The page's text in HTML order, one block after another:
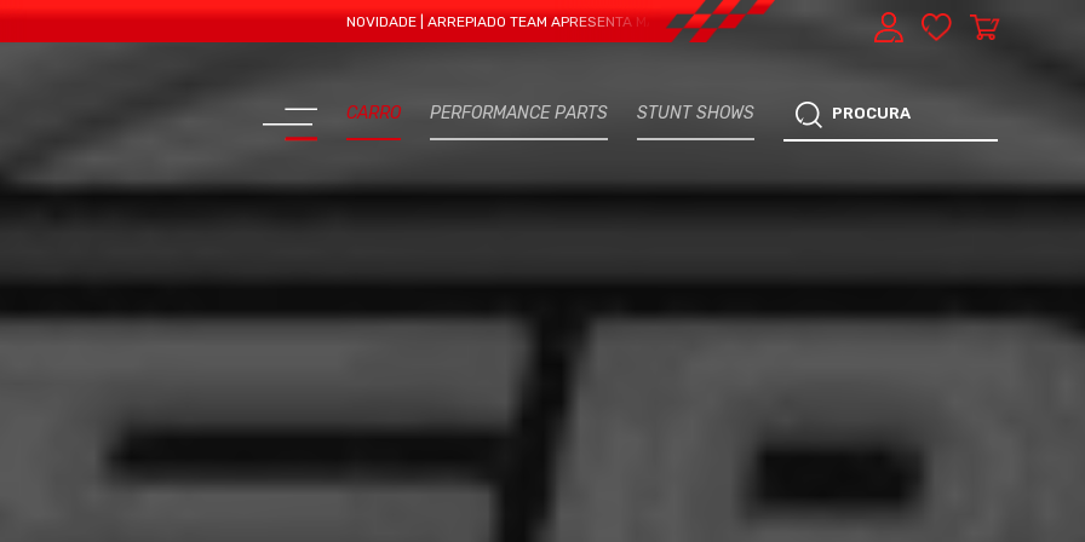
NOVIDADE | ARREPIADO TEAM APRESENTA MAIS UMA VERTENTE - EXPRESS CAR SERVICE, MANUTENÇÃO DO TEU
CARRO PERFORMANCE PARTS STUNT SHOWS